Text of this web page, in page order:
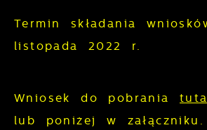
Termin składania
listopada 2022 r.
Wniosek do pobrania
lub poniżej w załączniku.